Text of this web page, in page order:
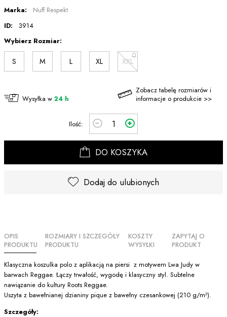
Marka:
Nuff Respekt
ID:
3914
Wybierz Rozmiar:
S M L XL XXL
Wysyłka w 24 h
Zobacz tabelę rozmiarów i
informacje o produkcie >>
Ilość:
DO KOSZYKA
Dodaj do ulubionych
OPIS
PRODUKTU
ROZMIARY I SZCZEGÓŁY
PRODUKTU
KOSZTY
WYSYŁKI
ZAPYTAJ O
PRODUKT
Klasyczna koszulka polo z aplikacją na piersi z motywem Lwa Judy w
barwach Reggae. Łączy trwałość, wygodę i klasyczny styl. Subtelne
nawiązanie do kultury Roots Reggae.
Uszyta z bawełnianej dzianiny pique z bawełny czesankowej (210 g/m²).
Szczegóły: